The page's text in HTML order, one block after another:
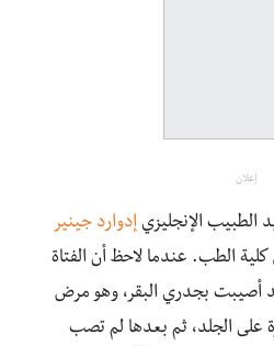
إعلان
الطبيب الإنجليزي إدوارد جينير
في كلية الطب. عندما لاحظ أن الفتاة
أصيبت بجدري البقر، وهو مرض
الجلد، ثم بعدها لم تصب